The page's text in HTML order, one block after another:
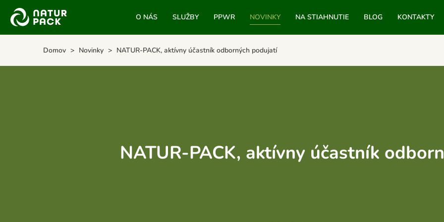
O NÁS SLUŽBY PPWR NOVINKY NA STIAHNUTIE BLOG KONTAKTY
Domov Novinky NATUR-PACK, aktívny účastník odborných podujatí
NATUR-PACK, aktívny účastník